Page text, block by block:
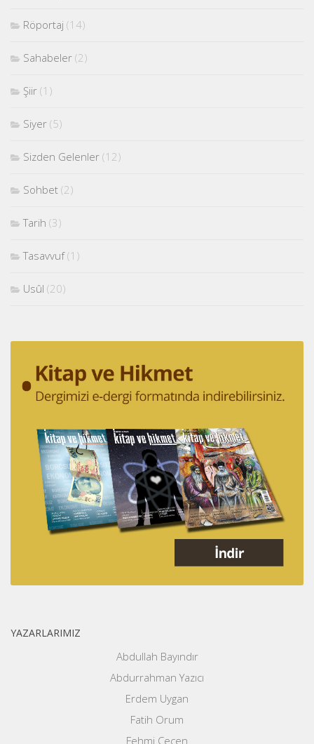
Röportaj (14)
Sahabeler (2)
Şiir (1)
Siyer (5)
Sizden Gelenler (12)
Sohbet (2)
Tarih (3)
Tasavvuf(1)
Usûl (20)
YAZARLARIMIZ
Abdullah Bayındır
Abdurrahman Yazıcı
Erdem Uygan
Fatih Orum
Fehmi Çeçen